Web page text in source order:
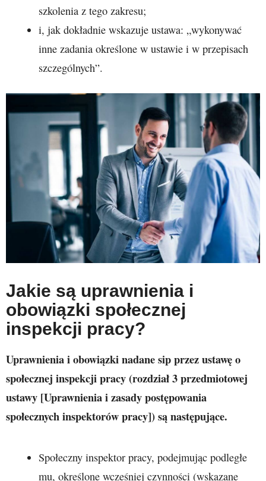
szkolenia z tego zakresu;
i, jak dokładnie wskazuje ustawa: „wykonywać
inne zadania określone w ustawie i w przepisach
szczególnych”.
Jakie są uprawnienia i
obowiązki społecznej
inspekcji pracy?
Uprawnienia i obowiązki nadane sip przezustawę o
społecznej inspekcji pracy (rozdział 3 przedmiotowej
ustawy [Uprawnienia i zasady postępowania
społecznych inspektorów pracy]) są następujące.
Społeczny inspektor pracy, podejmując podległe
mu, określone wcześniej czynności (wskazane